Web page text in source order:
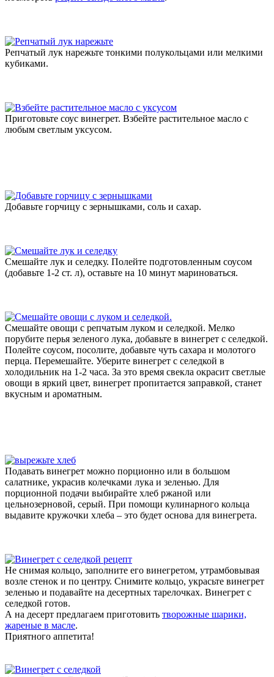
Репчатый лук нарежьте тонкими полукольцами или мелкими
кубиками.
Приготовьте соус винегрет. Взбейте растительное масло с
любым светлым уксусом.
Добавьте горчицу с зернышками, соль и сахар.
Смешайте лук и селедку. Полейте подготовленным соусом
(добавьте 1-2 ст. л), оставьте на 10 минут мариноваться.
Смешайте овощи с репчатым луком и селедкой. Мелко
порубите перья зеленого лука, добавьте в винегрет с селедкой.
Полейте соусом, посолите, добавьте чуть сахара и молотого
перца. Перемешайте. Уберите винегрет с селедкой в
холодильник на 1-2 часа. За это время свекла окрасит светлые
овощи в яркий цвет, винегрет пропитается заправкой, станет
вкусным и ароматным.
Подавать винегрет можно порционно или в большом
салатнике, украсив колечками лука и зеленью. Для
порционной подачи выбирайте хлеб ржаной или
цельнозерновой, серый. При помощи кулинарного кольца
выдавите кружочки хлеба – это будет основа для винегрета.
Не снимая кольцо, заполните его винегретом, утрамбовывая
возле стенок и по центру. Снимите кольцо, украсьте винегрет
зеленью и подавайте на десертных тарелочках. Винегрет с
селедкой готов.
А на десерт предлагаем приготовить творожные шарики,
жареные в масле.
Приятного аппетита!